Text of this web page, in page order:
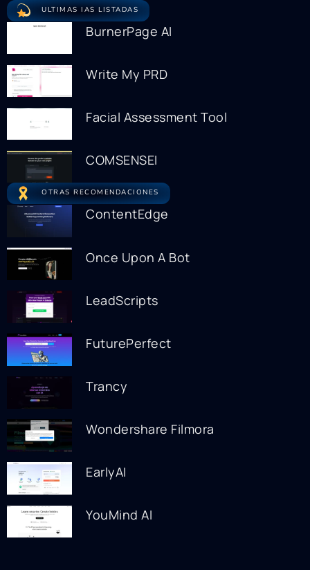
ULTIMAS IAS LISTADAS
BurnerPage AI
Write My PRD
Facial Assessment Tool
COMSENSEI
OTRAS RECOMENDACIONES
ContentEdge
Once Upon A Bot
LeadScripts
FuturePerfect
Trancy
Wondershare Filmora
EarlyAI
YouMind AI